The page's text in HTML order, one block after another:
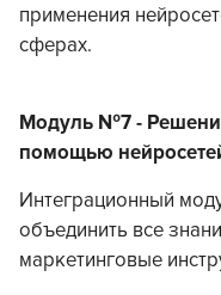
применения
сферах.
Модуль №7 -
помощью
Интеграционный
объединить все
маркетинговые